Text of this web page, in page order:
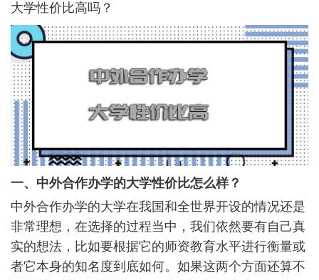
大学性价比高吗？
一、中外合作办学的大学性价比怎么样？
中外合作办学的大学在我国和全世界开设的情况还是
非常理想，在选择的过程当中，我们依然要有自己真
实的想法，比如要根据它的师资教育水平进行衡量或
者它本身的知名度到底如何。如果这两个方面还算不